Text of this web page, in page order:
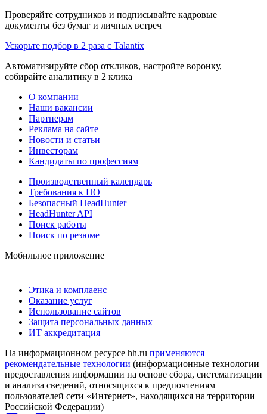
Проверяйте сотрудников и подписывайте кадровые
документы без бумаг и личных встреч
Ускорьте подбор в 2 раза с Talantix
Автоматизируйте сбор откликов, настройте воронку,
собирайте аналитику в 2 клика
О компании
Наши вакансии
Партнерам
Реклама на сайте
Новости и статьи
Инвесторам
Кандидаты по профессиям
Производственный календарь
Требования к ПО
Безопасный HeadHunter
HeadHunter API
Поиск работы
Поиск по резюме
Мобильное приложение
Этика и комплаенс
Оказание услуг
Использование сайтов
Защита персональных данных
ИТ аккредитация
На информационном ресурсе hh.ru применяются
рекомендательные технологии (информационные технологии
предоставления информации на основе сбора, систематизации
и анализа сведений, относящихся к предпочтениям
пользователей сети «Интернет», находящихся на территории
Российской Федерации)